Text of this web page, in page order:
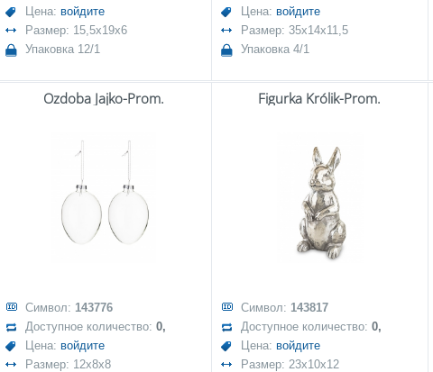
Цена: войдите
Размер: 15,5x19x6
Упаковка 12/1
Цена: войдите
Размер: 35x14x11,5
Упаковка 4/1
Ozdoba Jajko-Prom.
Символ: 143776
Доступное количество: 0,
Цена: войдите
Размер: 12x8x8
Figurka Królik-Prom.
Символ: 143817
Доступное количество: 0,
Цена: войдите
Размер: 23x10x12